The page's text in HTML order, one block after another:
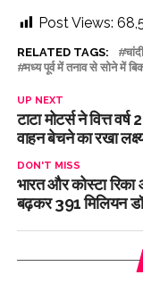
Post Views:
RELATED TAGS:
मध्य पूर्व में तनाव से सोने में
UP NEXT
टाटा मोटर्स ने वित्त
वाहन बेचने का रखा
DON'T MISS
भारत और कोस्टा रिका
बढ़कर 391 मिलियन